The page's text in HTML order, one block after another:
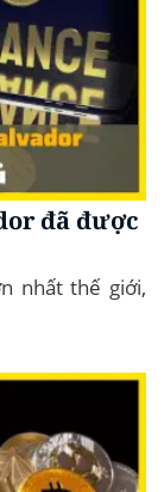
đã được
nhất thế giới,